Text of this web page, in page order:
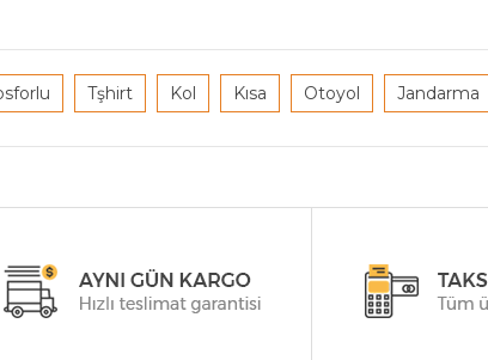
Tşhirt Kol Kısa Otoyol Jandarma